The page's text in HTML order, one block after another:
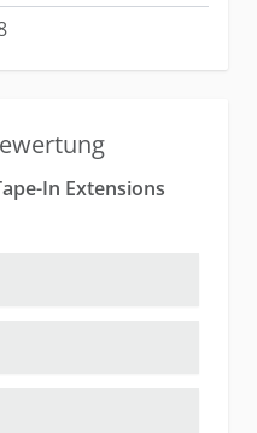
In Extensions